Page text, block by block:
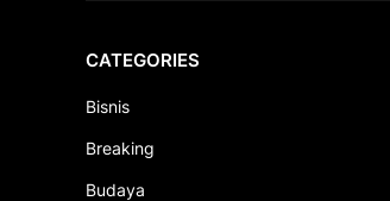
CATEGORIES
Bisnis
Breaking
Budaya